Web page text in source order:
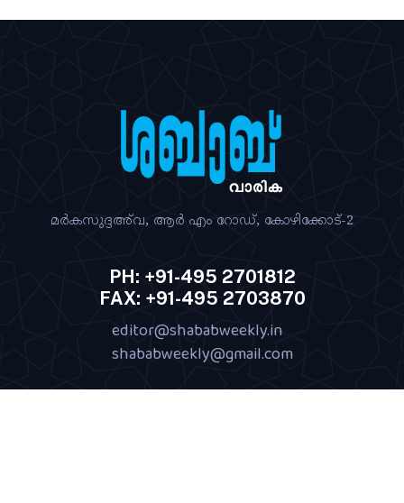
മര്‍കസുദ്ദഅ്‌വ, ആര്‍ എം റോഡ്‌, കോഴിക്കോട്‌-2
PH: +91-495 2701812
FAX: +91-495 2703870
editor@shababweekly.in
shababweekly@gmail.com
Terms of Use Privacy Policy Shipping Policy